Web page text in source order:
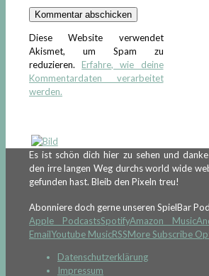
Diese Website verwendet
Akismet, um Spam zu
reduzieren. Erfahre, wie deine
Kommentardaten verarbeitet
werden.
Es ist schön dich hier zu sehen und
den irre langen Weg durchs world wide
gefunden hast. Bleib den Pixeln treu!
Abonniere doch gerne unseren SpielBar
Apple PodcastsSpotifyAmazon Music
EmailYoutube MusicRSSMore Subscribe
Datenschutzerklärung
Impressum